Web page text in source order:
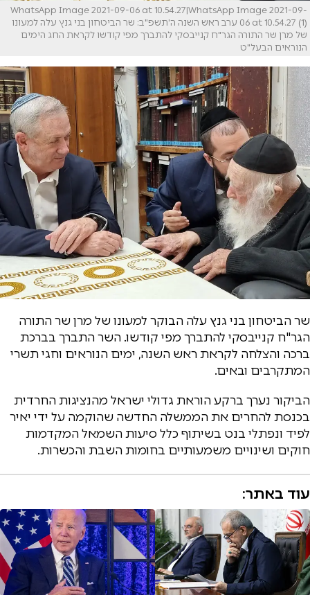
WhatsApp Image 2021-09-06 at 10.54.27|WhatsApp Image 2021-09-
06 at 10.54.27 (1) ערב ראש השנה ה'תשפ"ב: שר הביטחון בני גנץ עלה למעונו
של מרן שר התורה הגר"ח קנייבסקי להתברך מפי קודשו לקראת החג הימים
הנוראים הבעל"ט
שר הביטחון בני גנץ עלה הבוקר למעונו של מרן שר התורה
הגר"ח קנייבסקי להתברך מפי קודשו. השר התברך בברכת
ברכה והצלחה לקראת ראש השנה, ימים הנוראים וחגי תשרי
המתקרבים ובאים.
הביקור נערך ברקע הוראת גדולי ישראל מהנציגות החרדית
בכנסת להחרים את הממשלה החדשה שהוקמה על ידי יאיר
לפיד ונפתלי בנט בשיתוף כלל סיעות השמאל המקדמות
חוקים ושינויים משמעותיים בחומות השבת והכשרות.
עוד באתר: